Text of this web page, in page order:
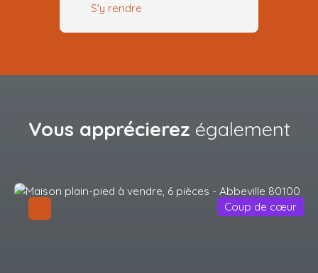
S'y rendre
Vous apprécierez également
Coup de cœur